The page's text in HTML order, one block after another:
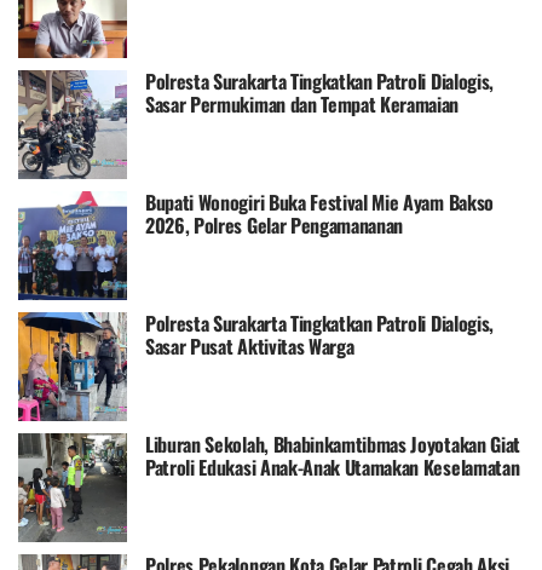
Polresta Surakarta Tingkatkan Patroli Dialogis,
Sasar Permukiman dan Tempat Keramaian
Bupati Wonogiri Buka Festival Mie Ayam Bakso
2026, Polres Gelar Pengamananan
Polresta Surakarta Tingkatkan Patroli Dialogis,
Sasar Pusat Aktivitas Warga
Liburan Sekolah, Bhabinkamtibmas Joyotakan Giat
Patroli Edukasi Anak-Anak Utamakan Keselamatan